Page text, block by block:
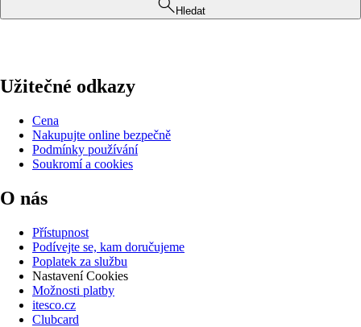
Hledat
Užitečné odkazy
Cena
Nakupujte online bezpečně
Podmínky používání
Soukromí a cookies
O nás
Přístupnost
Podívejte se, kam doručujeme
Poplatek za službu
Nastavení Cookies
Možnosti platby
itesco.cz
Clubcard